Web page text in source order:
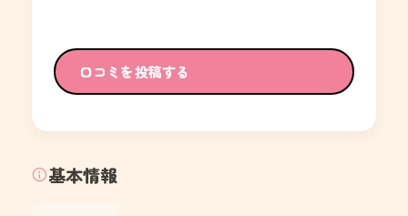
口コミを投稿する
基本情報